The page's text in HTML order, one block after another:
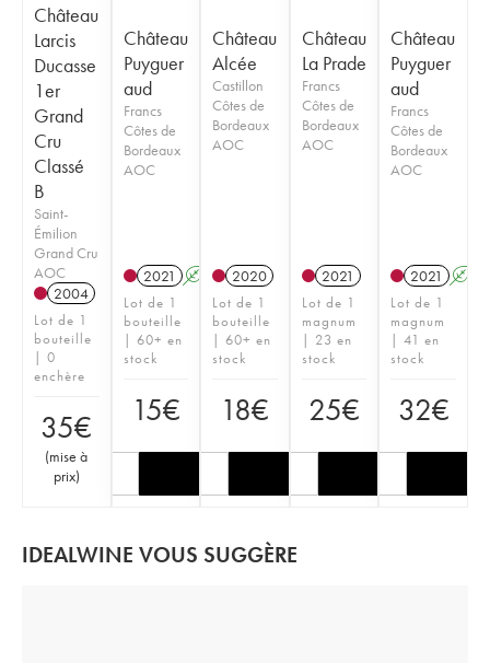
Château
Larcis
Ducasse
1er
Grand
Cru
Classé
B
Saint-
Émilion
Grand Cru
AOC
2004
Lot de 1
bouteille
| 0
enchère
35€
(mise à
prix)
Château
Puyguer
aud
Francs
Côtes de
Bordeaux
AOC
2021 A
Lot de 1
bouteille
| 60+ en
stock
15€
Château
Alcée
Castillon
Côtes de
Bordeaux
AOC
2020
Lot de 1
bouteille
| 60+ en
stock
18€
Château
La Prade
Francs
Côtes de
Bordeaux
AOC
2021
Lot de 1
magnum
| 23 en
stock
25€
Château
Puyguer
aud
Francs
Côtes de
Bordeaux
AOC
2021 A
Lot de 1
magnum
| 41 en
stock
32€
IDEALWINE VOUS SUGGÈRE